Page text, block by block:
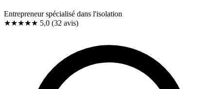
Entrepreneur spécialisé dans l'isolation
★★★★★ 5,0 (32 avis)